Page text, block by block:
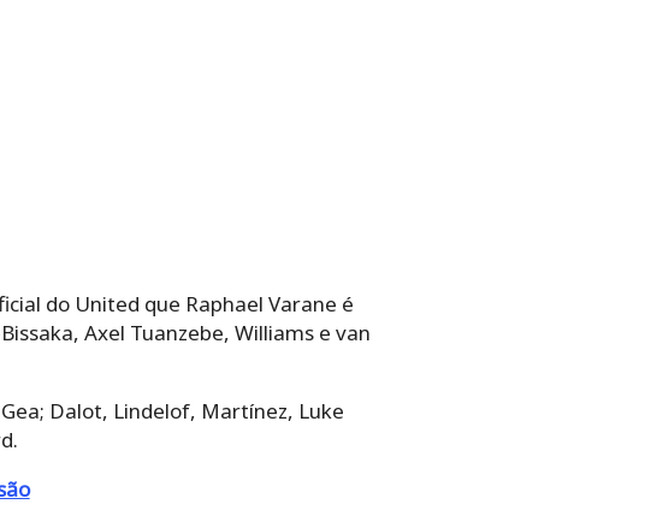
do United que Raphael Varane é
Axel Tuanzebe, Williams e van
Dalot, Lindelof, Martínez, Luke